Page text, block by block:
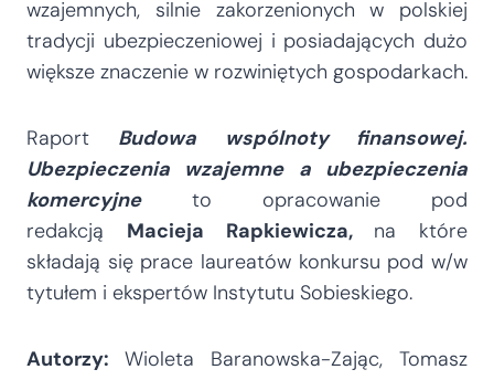
wzajemnych, silnie zakorzenionych w polskiej
tradycji ubezpieczeniowej i posiadających dużo
większe znaczenie w rozwiniętych gospodarkach.
Raport Budowa wspólnoty finansowej.
Ubezpieczenia wzajemne a ubezpieczenia
komercyjneto opracowanie pod
redakcją Macieja Rapkiewicza, na które
składają się prace laureatów konkursu pod w/w
tytułem i ekspertów Instytutu Sobieskiego.
Autorzy: Wioleta Baranowska-Zając, Tomasz